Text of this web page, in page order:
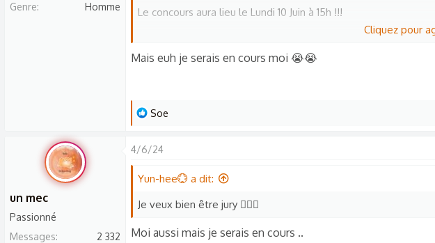
Genre
Homme Le concours aura lieu le Lundi 10 Juin à 15h !!!
Bonne soirée à tous !
Cliquez pour
Mais euh je serais en cours moi 😭😭
L
s
é
c
Soe
un mec
Passionné
Messages
2 332
4/6/24
Yun-hee💮 a dit:
Je veux bien être jury 🙋🏻‍♀️
Moi aussi mais je serais en cours ..